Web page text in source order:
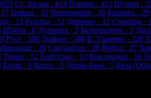
Ст. Загора · 618 Плевен · 413 Шумен ·
37 Трявна · 32 Черноморец · 30 Боровец · 29
· 13 Разград · 12 Дряново · 12 Сърница ·
Шабла · 6 Дупница · 5 Белоградчик · 5
Русе · 580 Добрич · 348 В. Търново · 328
· 29 Сандански · 28 Ямбол · 27
Троян · 12 Златоград · 12 Кюстендил · 10
Батак · 6 Котел · 5 Долна баня · 5 Бяла